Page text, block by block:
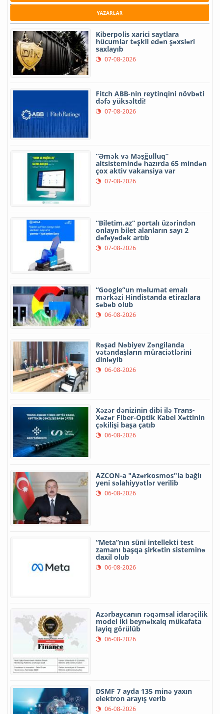
YAZARLAR
Kiberpolis xarici saytlara
hücumlar təşkil edən şəxsləri
saxlayıb
07-08-2026
Fitch ABB-nin reytinqini növbəti
dəfə yüksəltdi!
07-08-2026
“Əmək və Məşğulluq”
altsistemində hazırda 65 mindən
çox aktiv vakansiya var
07-08-2026
“Biletim.az” portalı üzərindən
onlayn bilet alanların sayı 2
dəfəyədək artıb
07-08-2026
“Google”un məlumat emalı
mərkəzi Hindistanda etirazlara
səbəb olub
06-08-2026
Rəşad Nəbiyev Zəngilanda
vətəndaşların müraciətlərini
dinləyib
06-08-2026
Xəzər dənizinin dibi ilə Trans-
Xəzər Fiber-Optik Kabel Xəttinin
çəkilişi başa çatıb
06-08-2026
AZCON-a "Azərkosmos"la bağlı
yeni səlahiyyətlər verilib
06-08-2026
“Meta”nın süni intellekti test
zamanı başqa şirkətin sisteminə
daxil olub
06-08-2026
Azərbaycanın rəqəmsal idarəçilik
model iki beynəlxalq mükafata
layiq görülüb
06-08-2026
DSMF 7 ayda 135 minə yaxın
elektron arayış verib
06-08-2026